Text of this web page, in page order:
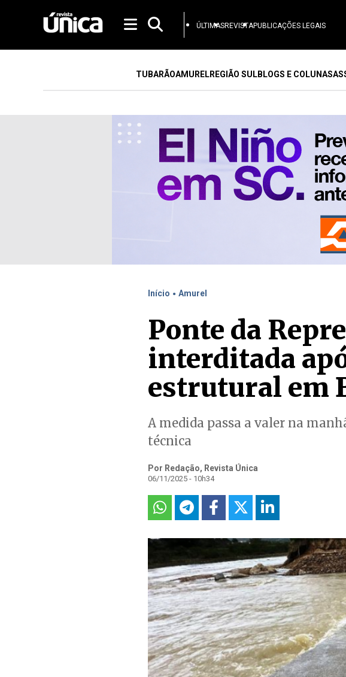
ÚLTIMASREVISTAPUBLICAÇÕES LEGAIS
TUBARÃOAMURELREGIÃO SULBLOGS E COLUNAS
Início . Amurel
Ponte da
interditada
estrutural em
A medida passa a valer na
técnica
Por Redação, Revista Única
06/11/2025 - 10h34